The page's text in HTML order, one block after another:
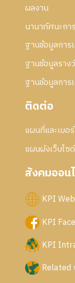
ผลงาน
นานาทัศนะกา
ฐานข้อมูลการ
ฐานข้อมูลราง
ฐานข้อมูลการ
ติดต่อ
แผนที่และเบอ
แผนผังเว็บไซด์
สังคมออน
KPI
KPI
KPI
Related